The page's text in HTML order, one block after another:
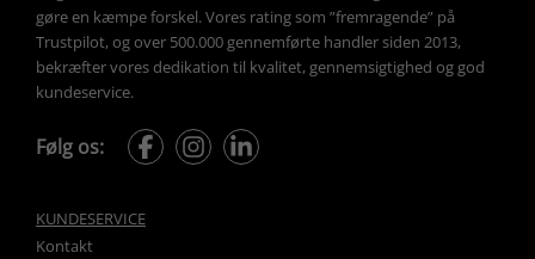
gøre en kæmpe forskel. Vores rating som ”fremragende” på
Trustpilot, og over 500.000 gennemførte handler siden 2013,
bekræfter vores dedikation til kvalitet, gennemsigtighed og god
kundeservice.
Følg os:
KUNDESERVICE
Kontakt